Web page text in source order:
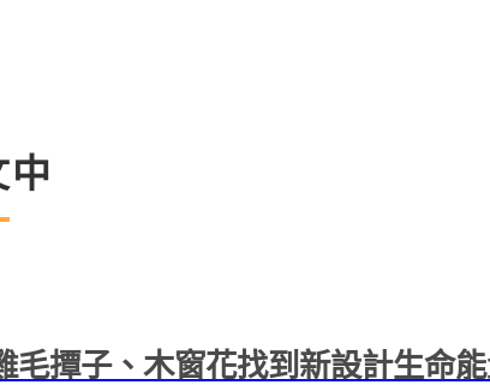
中
毛撢子、木窗花找到新設計生命